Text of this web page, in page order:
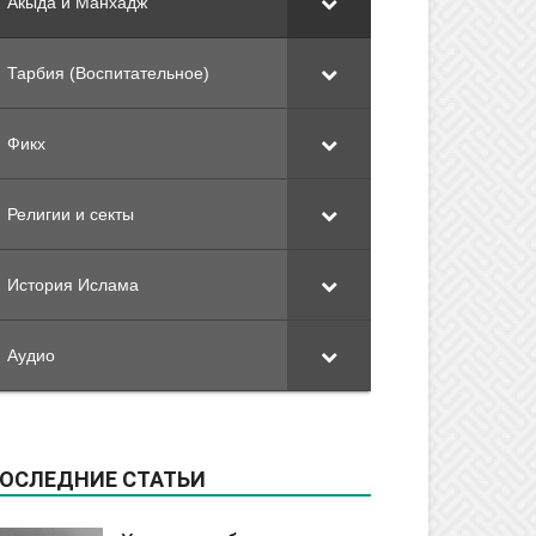
Тарбия (Воспитательное)
Фикх
Религии и секты
История Ислама
Аудио
СТАТЬИ